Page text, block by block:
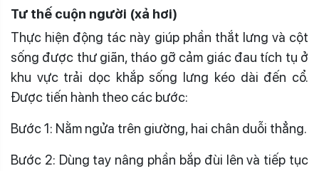
Tư thế cuộn người (xả hơi)
Thực hiện động tác này giúp phần thắt lưng và cột
sống được thư giãn, tháo gỡ cảm giác đau tích tụ ở
khu vực trải dọc khắp sống lưng kéo dài đến cổ.
Được tiến hành theo các bước:
Bước 1: Nằm ngửa trên giường, hai chân duỗi thẳng.
Bước 2: Dùng tay nâng phần bắp đùi lên và tiếp tục